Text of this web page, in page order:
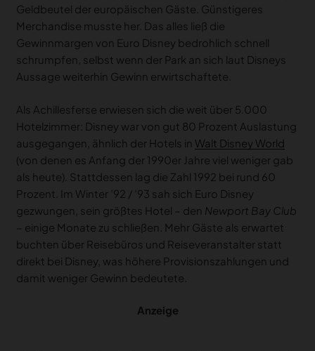
Geldbeutel der europäischen Gäste. Günstigeres
Merchandise musste her. Das alles ließ die
Gewinnmargen von Euro Disney bedrohlich schnell
schrumpfen, selbst wenn der Park an sich laut Disneys
Aussage weiterhin Gewinn erwirtschaftete.
Als Achillesferse erwiesen sich die weit über 5.000
Hotelzimmer: Disney war von gut 80 Prozent Auslastung
ausgegangen, ähnlich der Hotels in Walt Disney World
(von denen es Anfang der 1990er Jahre viel weniger gab
als heute). Stattdessen lag die Zahl 1992 bei rund 60
Prozent. Im Winter ’92 / ’93 sah sich Euro Disney
gezwungen, sein größtes Hotel – den Newport Bay Club
– einige Monate zu schließen. Mehr Gäste als erwartet
buchten über Reisebüros und Reiseveranstalter statt
direkt bei Disney, was höhere Provisionszahlungen und
damit weniger Gewinn bedeutete.
Anzeige